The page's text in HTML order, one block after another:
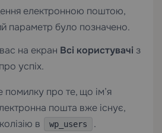
електронною поштою,
параметр було позначено.
на екран Всі користувачі з
успіх.
про те, що ім’я
пошта вже існує,
в
wp_users
.